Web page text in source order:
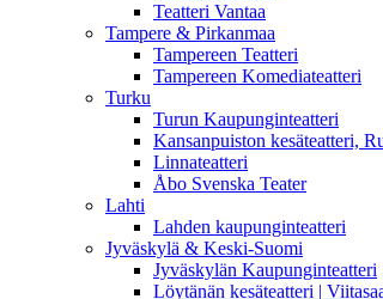
Teatteri Vantaa
Tampere & Pirkanmaa
Tampereen Teatteri
Tampereen Komediateatteri
Turku
Turun Kaupunginteatteri
Kansanpuiston kesäteatteri,
Linnateatteri
Åbo Svenska Teater
Lahti
Lahden kaupunginteatteri
Jyväskylä & Keski-Suomi
Jyväskylän Kaupunginteatteri
Löytänän kesäteatteri |